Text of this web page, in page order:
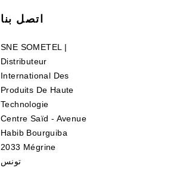
اتصل بنا
SNE SOMETEL |
Distributeur
International Des
Produits De Haute
Technologie
Centre Saïd - Avenue
Habib Bourguiba
2033 Mégrine
تونس